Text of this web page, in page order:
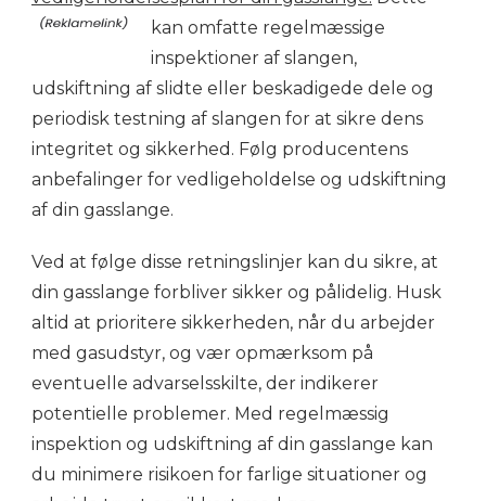
kan omfatte regelmæssige
inspektioner af slangen,
udskiftning af slidte eller beskadigede dele og
periodisk testning af slangen for at sikre dens
integritet og sikkerhed. Følg producentens
anbefalinger for vedligeholdelse og udskiftning
af din gasslange.
Ved at følge disse retningslinjer kan du sikre, at
din gasslange forbliver sikker og pålidelig. Husk
altid at prioritere sikkerheden, når du arbejder
med gasudstyr, og vær opmærksom på
eventuelle advarselsskilte, der indikerer
potentielle problemer. Med regelmæssig
inspektion og udskiftning af din gasslange kan
du minimere risikoen for farlige situationer og